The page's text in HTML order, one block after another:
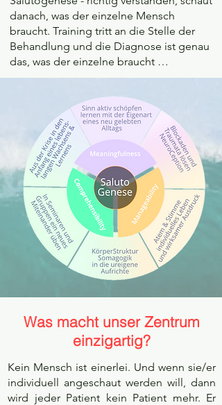
danach, was der einzelne Mensch
braucht. Training tritt an die Stelle der
Behandlung und die Diagnose ist genau
das, was der einzelne braucht …
Was macht unser Zentrum
einzigartig?
Kein Mensch ist einerlei. Und wenn sie/er
individuell angeschaut werden will, dann
wird jeder Patient kein Patient mehr. Er